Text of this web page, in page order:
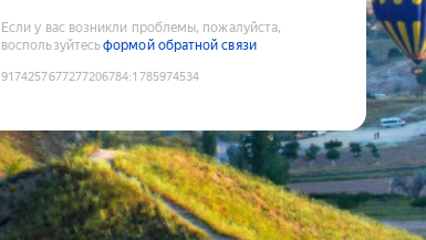
Если у вас возникли проблемы, пожалуйста,
воспользуйтесьформой обратной связи
9174257677277206784:1785974534